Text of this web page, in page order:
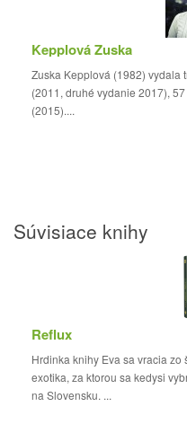
Kepplová Zuska
Zuska Kepplová (1982) vydala
(2011, druhé vydanie 2017),
(2015)....
Súvisiace knihy
Reflux
Hrdinka knihy Eva sa vracia zo
exotika, za ktorou sa kedysi
na Slovensku. ...